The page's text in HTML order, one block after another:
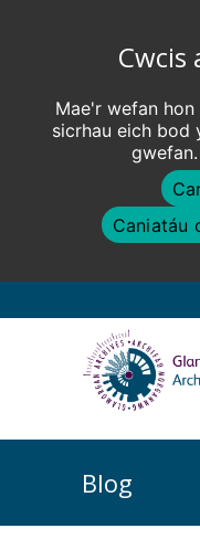
Cwcis
Mae'r wefan
sicrhau eich bod
Caniatáu
Blog